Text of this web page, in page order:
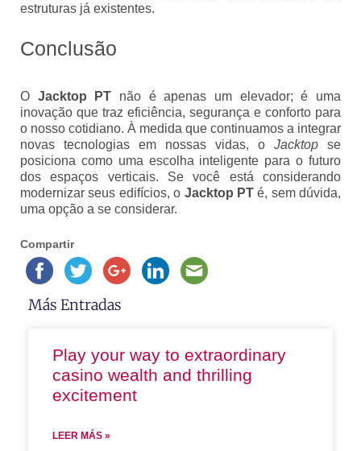
estruturas já existentes.
Conclusão
O Jacktop PT não é apenas um elevador; é uma
inovação que traz eficiência, segurança e conforto para
o nosso cotidiano. À medida que continuamos a integrar
novas tecnologias em nossas vidas, o Jacktop se
posiciona como uma escolha inteligente para o futuro
dos espaços verticais. Se você está considerando
modernizar seus edifícios, o Jacktop PTé, sem dúvida,
uma opção a se considerar.
Compartir
Más Entradas
Play your way to extraordinary
casino wealth and thrilling
excitement
LEER MÁS »